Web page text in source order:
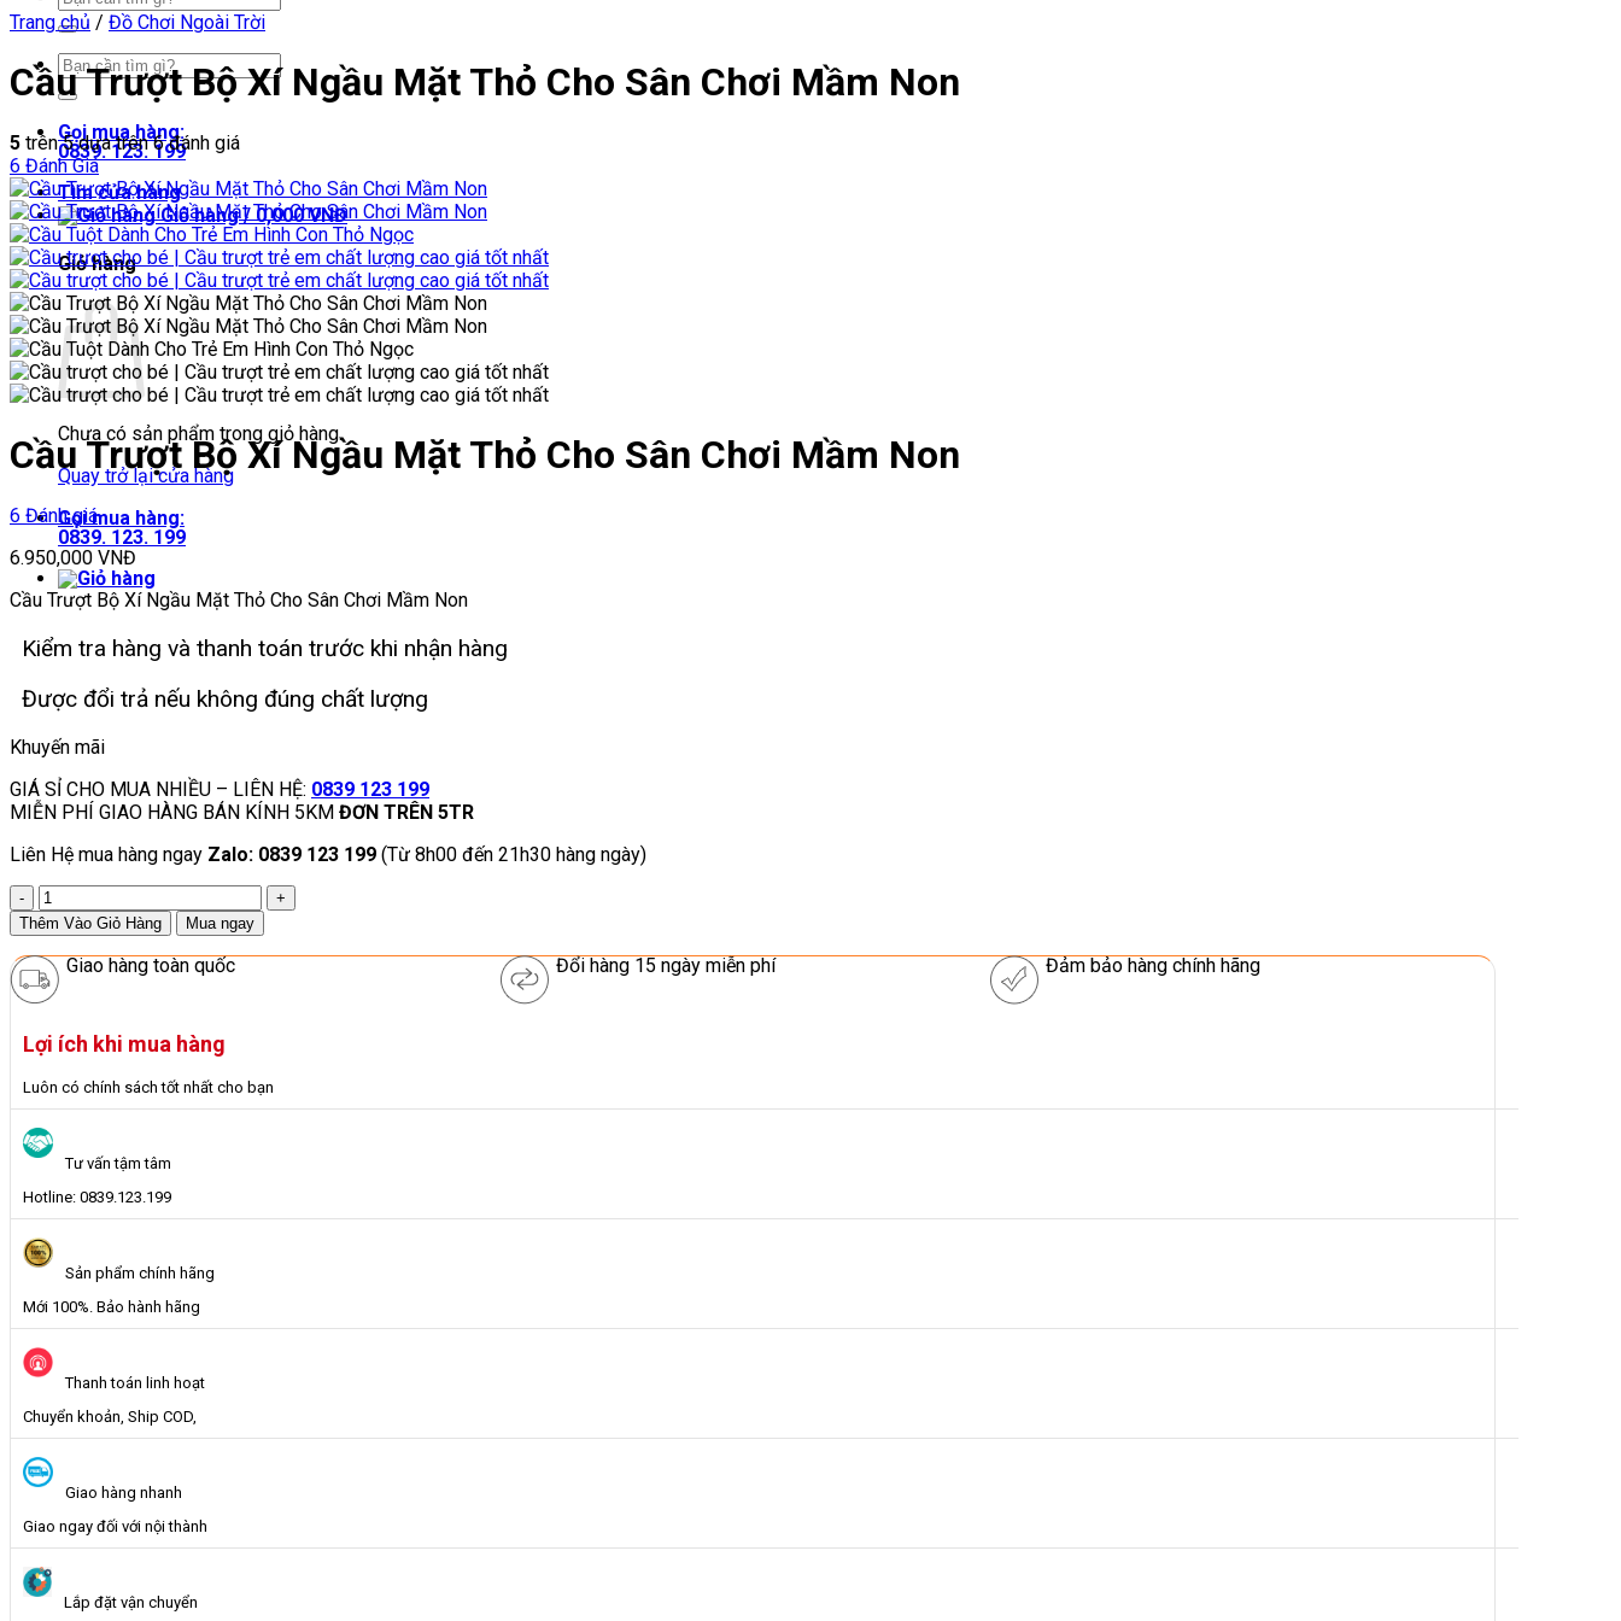
kiếm:
Tìm
kiếm:
Gọi mua hàng:
0839. 123. 199
Tìm cửa hàng
Giỏ hàng /0,000VNĐ
Giỏ hàng
Chưa có sản phẩm trong giỏ hàng.
Quay trở lại cửa hàng
Gọi mua hàng:
0839. 123. 199
Trang chủ / Đồ Chơi Ngoài Trời
Cầu Trượt Bộ Xí Ngầu Mặt Thỏ Cho Sân Chơi Mầm Non
5 trên 5 dựa trên6đánh giá
6 Đánh Giá
Cầu Trượt Bộ Xí Ngầu Mặt Thỏ Cho Sân Chơi Mầm Non
6 Đánh giá
6.950,000 VNĐ
Cầu Trượt Bộ Xí Ngầu Mặt Thỏ Cho Sân Chơi Mầm Non
Kiểm tra hàng và thanh toán trước khi nhận hàng
Được đổi trả nếu không đúng chất lượng
Khuyến mãi
GIÁ SỈ CHO MUA NHIỀU – LIÊN HỆ: 0839 123 199
MIỄN PHÍ GIAO HÀNG BÁN KÍNH 5KM ĐƠN TRÊN 5TR
Liên Hệ mua hàng ngay Zalo: 0839 123 199 (Từ 8h00 đến 21h30 hàng ngày)
Cầu
Trượt
Bộ
Xí
Ngầu
Mặt
Thỏ
Cho
Sân
Mầm
Non
lượng
Thêm Vào Giỏ Hàng Mua ngay
Giao hàng toàn quốc Đổi hàng 15 ngày miễn phí Đảm bảo hàng chính hãng
Lợi ích khi mua hàng
Luôn có chính sách tốt nhất cho bạn
Tư vấn tậm tâm
Hotline: 0839.123.199
Sản phẩm chính hãng
Mới 100%. Bảo hành hãng
Thanh toán linh hoạt
Chuyển khoản, Ship COD,
Giao hàng nhanh
Giao ngay đối với nội thành
Lắp đặt vận chuyển